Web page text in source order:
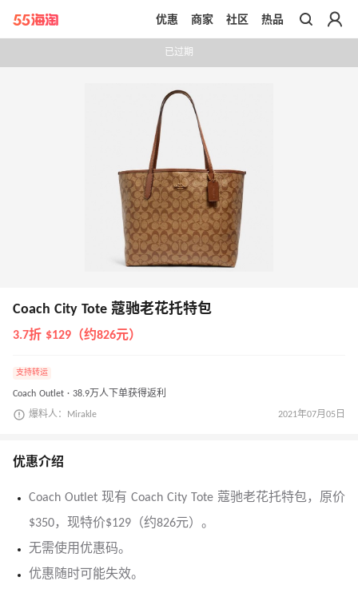
带你去官网买正品
优惠 商家 社区 热品
已过期
Coach City Tote 蔻驰老花托特包
3.7折 $129（约826元）
支持转运
Coach Outlet · 38.9万人下单获得返利
爆料人：Mirakle 2021年07月05日
优惠介绍
Coach Outlet 现有 Coach City Tote 蔻驰老花托特包，原价
$350，现特价$129（约826元）。
无需使用优惠码。
优惠随时可能失效。